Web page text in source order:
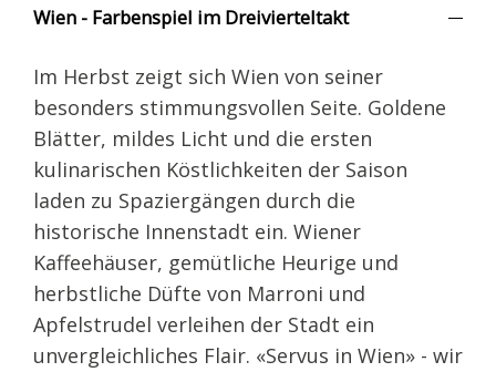
Wien - Farbenspiel im Dreivierteltakt
Im Herbst zeigt sich Wien von seiner
besonders stimmungsvollen Seite. Goldene
Blätter, mildes Licht und die ersten
kulinarischen Köstlichkeiten der Saison
laden zu Spaziergängen durch die
historische Innenstadt ein. Wiener
Kaffeehäuser, gemütliche Heurige und
herbstliche Düfte von Marroni und
Apfelstrudel verleihen der Stadt ein
unvergleichliches Flair. «Servus in Wien» - wir